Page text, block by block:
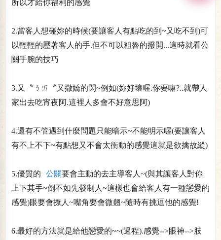
所以才給你福利的感覺
2.當客人想碰妳的時候(要讓客人有點吃的到~又吃不到)可
以輕輕的壓著客人的手.但不可以粗魯的撥開...這時就看公
關手腕的技巧
3.又〝ㄋㄞ〞又撒嬌的閃~例如(妳好壞喔.你要嘛?..就帶人
家出去吃宵夜阿.這裡人多會不好意思阿)
4.還有不管遇到什麼問題只能暗示~不能明示喔(要讓客人
有不上不下~有點想又不會太衝動的感覺這就是欲擒故縱)
5.優質的 公關要會主動的去主導客人~(與其讓客人對你
上下其手~倒不如先發制人~這樣也會給客人有一種戀愛的
感覺)眼要會撩人~嘴角要會微翹~隨時有挑逗他的感覺!
6.最好的方法就是給他戀愛的~~(過程).感覺-->眼神-->肢